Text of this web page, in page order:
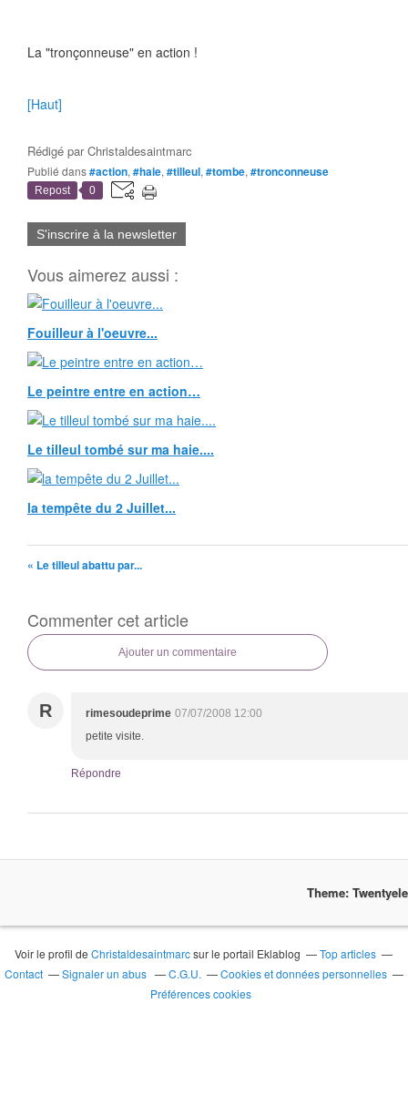
La "tronçonneuse" en action !
[Haut]
Rédigé parChristaldesaintmarc
Publié dans#action, #haie, #tilleul, #tombe, #tronconneuse
Repost 0
S'inscrire à la newsletter
Vous aimerez aussi :
Fouilleur à l'oeuvre...
Le peintre entre en action…
Le tilleul tombé sur ma haie....
la tempête du 2 Juillet...
« Le tilleul abattu par...
Commenter cet article
Ajouter un commentaire
R rimesoudeprime 07/07/2008 12:00
petite visite.
Répondre
Theme:
Voir le profil deChristaldesaintmarcsur le portail Eklablog
Top articles
Contact
Signaler un abus C.G.U.
Cookies et données personnelles
Préférences cookies